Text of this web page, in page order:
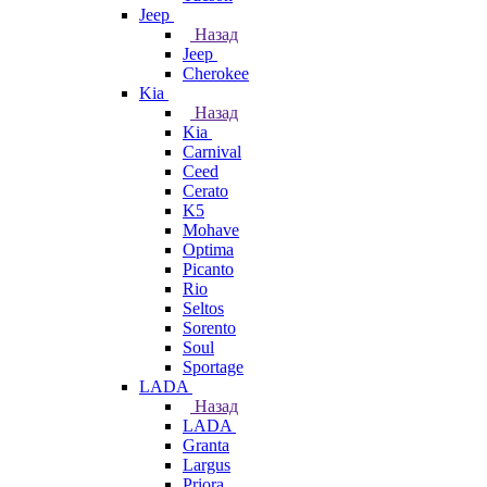
Jeep
Назад
Jeep
Cherokee
Kia
Назад
Kia
Carnival
Ceed
Cerato
K5
Mohave
Optima
Picanto
Rio
Seltos
Sorento
Soul
Sportage
LADA
Назад
LADA
Granta
Largus